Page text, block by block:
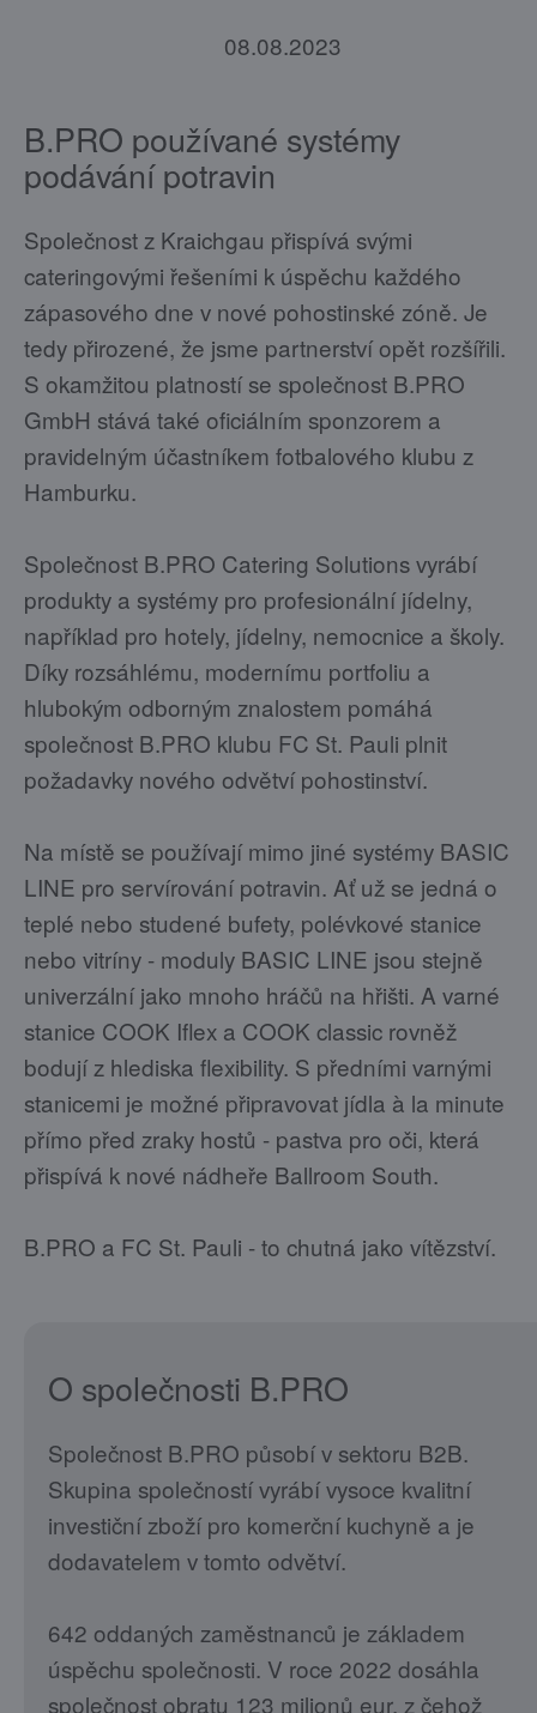
08.08.2023
B.PRO používané systémy
podávání potravin
Společnost z Kraichgau přispívá svými
cateringovými řešeními k úspěchu každého
zápasového dne v nové pohostinské zóně. Je
tedy přirozené, že jsme partnerství opět rozšířili.
S okamžitou platností se společnost B.PRO
GmbH stává také oficiálním sponzorem a
pravidelným účastníkem fotbalového klubu z
Hamburku.
Společnost B.PRO Catering Solutions vyrábí
produkty a systémy pro profesionální jídelny,
například pro hotely, jídelny, nemocnice a školy.
Díky rozsáhlému, modernímu portfoliu a
hlubokým odborným znalostem pomáhá
společnost B.PRO klubu FC St. Pauli plnit
požadavky nového odvětví pohostinství.
Na místě se používají mimo jiné systémy BASIC
LINE pro servírování potravin. Ať už se jedná o
teplé nebo studené bufety, polévkové stanice
nebo vitríny - moduly BASIC LINE jsou stejně
univerzální jako mnoho hráčů na hřišti. A varné
stanice COOK Iflex a COOK classic rovněž
bodují z hlediska flexibility. S předními varnými
stanicemi je možné připravovat jídla à la minute
přímo před zraky hostů - pastva pro oči, která
přispívá k nové nádheře Ballroom South.
B.PRO a FC St. Pauli - to chutná jako vítězství.
O společnosti B.PRO
Společnost B.PRO působí v sektoru B2B.
Skupina společností vyrábí vysoce kvalitní
investiční zboží pro komerční kuchyně a je
dodavatelem v tomto odvětví.
642 oddaných zaměstnanců je základem
úspěchu společnosti. V roce 2022 dosáhla
společnost obratu 123 milionů eur, z čehož